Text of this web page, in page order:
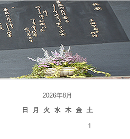
2026年8月
日
月 火 水 木 金 土
1